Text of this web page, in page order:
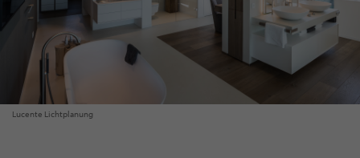
Lucente Lichtplanung